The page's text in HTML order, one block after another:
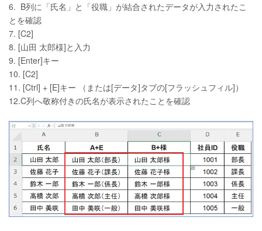
6. B列に「氏名」と「役職」が結合されたデータが入力されたこ
とを確認
7. [C2]
8. [山田 太郎様]と入力
9. [Enter]キー
10. [C2]
11. [Ctrl] + [E]キー （または[データ]タブの[フラッシュフィル]）
12.C列へ敬称付きの氏名が表示されたことを確認